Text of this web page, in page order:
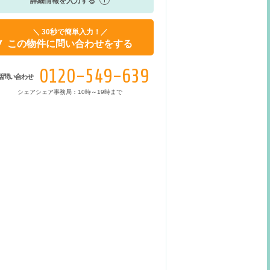
＼ 30秒で簡単入力！／
この物件に問い合わせをする
問い合わせ 0120-549-639
シェアシェア事務局：10時～19時まで